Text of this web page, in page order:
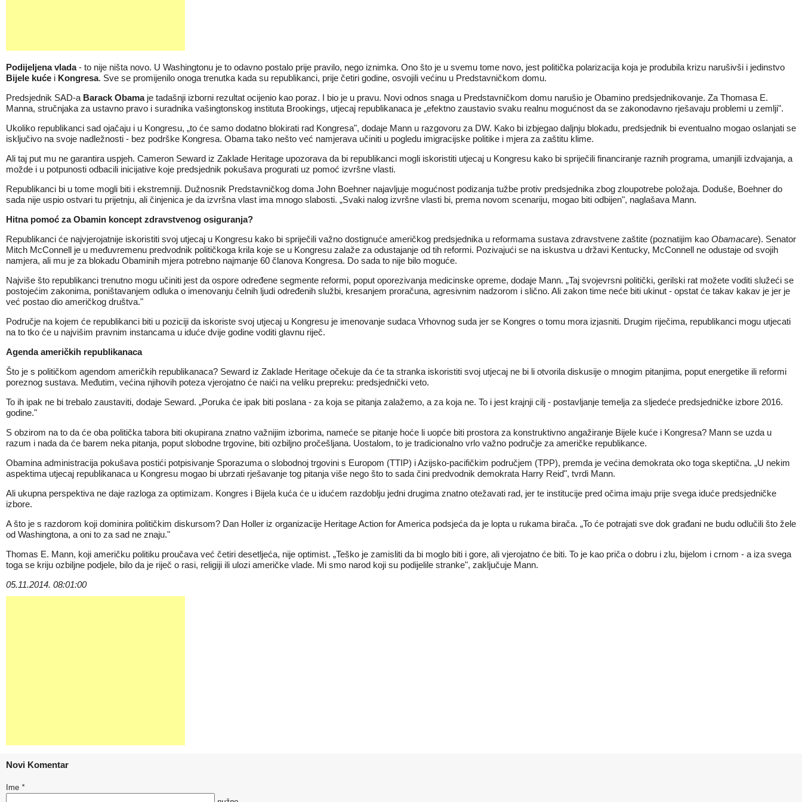
Podijeljena vlada- to nije ništa novo. U Washingtonu je to odavno postalo prije pravilo, nego iznimka. Ono što je u svemu tome novo, jest politička polarizacija koja je produbila krizu narušivši i jedinstvo
Bijele kuće i Kongresa. Sve se promijenilo onoga trenutka kada su republikanci, prije četiri godine, osvojili većinu u Predstavničkom domu.
Predsjednik SAD-a Barack Obamaje tadašnji izborni rezultat ocijenio kao poraz. I bio je u pravu. Novi odnos snaga u Predstavničkom domu narušio je Obamino predsjednikovanje. Za Thomasa E.
Manna, stručnjaka za ustavno pravo i suradnika vašingtonskog instituta Brookings, utjecaj republikanaca je „efektno zaustavio svaku realnu mogućnost da se zakonodavno rješavaju problemi u zemlji".
Ukoliko republikanci sad ojačaju i u Kongresu, „to će samo dodatno blokirati rad Kongresa", dodaje Mann u razgovoru za DW. Kako bi izbjegao daljnju blokadu, predsjednik bi eventualno mogao oslanjati se
isključivo na svoje nadležnosti - bez podrške Kongresa. Obama tako nešto već namjerava učiniti u pogledu imigracijske politike i mjera za zaštitu klime.
Ali taj put mu ne garantira uspjeh. Cameron Seward iz Zaklade Heritage upozorava da bi republikanci mogli iskoristiti utjecaj u Kongresu kako bi spriječili financiranje raznih programa, umanjili izdvajanja, a
možde i u potpunosti odbacili inicijative koje predsjednik pokušava progurati uz pomoć izvršne vlasti.
Republikanci bi u tome mogli biti i ekstremniji. Dužnosnik Predstavničkog doma John Boehner najavljuje mogućnost podizanja tužbe protiv predsjednika zbog zloupotrebe položaja. Doduše, Boehner do
sada nije uspio ostvari tu prijetnju, ali činjenica je da izvršna vlast ima mnogo slabosti. „Svaki nalog izvršne vlasti bi, prema novom scenariju, mogao biti odbijen", naglašava Mann.
Hitna pomoć za Obamin koncept zdravstvenog osiguranja?
Republikanci će najvjerojatnije iskoristiti svoj utjecaj u Kongresu kako bi spriječili važno dostignuće američkog predsjednika u reformama sustava zdravstvene zaštite (poznatijim kao Obamacare). Senator
Mitch McConnell je u međuvremenu predvodnik političkoga krila koje se u Kongresu zalaže za odustajanje od tih reformi. Pozivajući se na iskustva u državi Kentucky, McConnell ne odustaje od svojih
namjera, ali mu je za blokadu Obaminih mjera potrebno najmanje 60 članova Kongresa. Do sada to nije bilo moguće.
Najviše što republikanci trenutno mogu učiniti jest da ospore određene segmente reformi, poput oporezivanja medicinske opreme, dodaje Mann. „Taj svojevrsni politički, gerilski rat možete voditi služeći se
postojećim zakonima, poništavanjem odluka o imenovanju čelnih ljudi određenih službi, kresanjem proračuna, agresivnim nadzorom i slično. Ali zakon time neće biti ukinut - opstat će takav kakav je jer je
već postao dio američkog društva."
Područje na kojem će republikanci biti u poziciji da iskoriste svoj utjecaj u Kongresu je imenovanje sudaca Vrhovnog suda jer se Kongres o tomu mora izjasniti. Drugim riječima, republikanci mogu utjecati
na to tko će u najvišim pravnim instancama u iduće dvije godine voditi glavnu riječ.
Agenda američkih republikanaca
Što je s političkom agendom američkih republikanaca? Seward iz Zaklade Heritage očekuje da će ta stranka iskoristiti svoj utjecaj ne bi li otvorila diskusije o mnogim pitanjima, poput energetike ili reformi
poreznog sustava. Međutim, većina njihovih poteza vjerojatno će naići na veliku prepreku: predsjednički veto.
To ih ipak ne bi trebalo zaustaviti, dodaje Seward. „Poruka će ipak biti poslana - za koja se pitanja zalažemo, a za koja ne. To i jest krajnji cilj - postavljanje temelja za sljedeće predsjedničke izbore 2016.
godine."
S obzirom na to da će oba politička tabora biti okupirana znatno važnijim izborima, nameće se pitanje hoće li uopće biti prostora za konstruktivno angažiranje Bijele kuće i Kongresa? Mann se uzda u
razum i nada da će barem neka pitanja, poput slobodne trgovine, biti ozbiljno pročešljana. Uostalom, to je tradicionalno vrlo važno područje za američke republikance.
Obamina administracija pokušava postići potpisivanje Sporazuma o slobodnoj trgovini s Europom (TTIP) i Azijsko-pacifičkim područjem (TPP), premda je većina demokrata oko toga skeptična. „U nekim
aspektima utjecaj republikanaca u Kongresu mogao bi ubrzati rješavanje tog pitanja više nego što to sada čini predvodnik demokrata Harry Reid", tvrdi Mann.
Ali ukupna perspektiva ne daje razloga za optimizam. Kongres i Bijela kuća će u idućem razdoblju jedni drugima znatno otežavati rad, jer te institucije pred očima imaju prije svega iduće predsjedničke
izbore.
A što je s razdorom koji dominira političkim diskursom? Dan Holler iz organizacije Heritage Action for America podsjeća da je lopta u rukama birača. „To će potrajati sve dok građani ne budu odlučili što žele
od Washingtona, a oni to za sad ne znaju."
Thomas E. Mann, koji američku politiku proučava već četiri desetljeća, nije optimist. „Teško je zamisliti da bi moglo biti i gore, ali vjerojatno će biti. To je kao priča o dobru i zlu, bijelom i crnom - a iza svega
toga se kriju ozbiljne podjele, bilo da je riječ o rasi, religiji ili ulozi američke vlade. Mi smo narod koji su podijelile stranke", zaključuje Mann.
05.11.2014. 08:01:00
Novi Komentar
Ime *